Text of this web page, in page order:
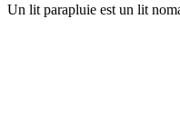
Un lit parapluie est un lit